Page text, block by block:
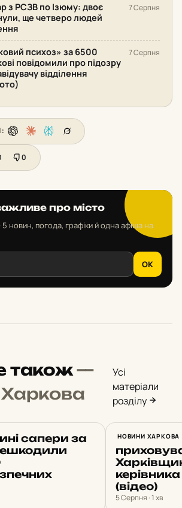
з РСЗВ по Ізюму: двоє
ще четверо людей
7 Серпня
психоз» за 6500
повідомили про підозру
відділення
7 Серпня
0
про місто
новин, погода, графіки й одна афіша на
OK
також—
Усі
матеріали
розділу
сапери за
НОВИНИ ХАРКОВА
Вимагав
(відео)
5 Серпня · 1 хв